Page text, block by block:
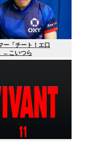
ー「チート！エ口
←こいつら